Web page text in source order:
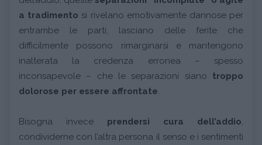
a tradimento si rivelano emotivamente dannose per
entrambe le parti, lasciano delle ferite che
difficilmente possono rimarginarsi e mantengono
inalterata la credenza erronea – spesso
inconsapevole – che le separazioni siano troppo
dolorose per essere affrontate.
Bisogna invece prendersi cura dell’addio,
condividerne con l’altra persona il senso e i sentimenti